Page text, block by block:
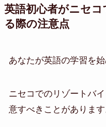
英語初心者がニセ
る際の注意点
あなたが英語の学習を始
ニセコでのリゾートバ
意すべきことがあります